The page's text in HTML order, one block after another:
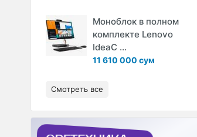
Моноблок в полном
комплекте Lenovo
IdeaC ...
11 610 000 сум
Смотреть все